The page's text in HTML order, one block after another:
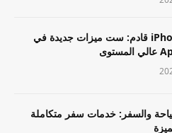
iPhone Ultra قادم: ست ميزات جديدة في
والسفر: خدمات سفر متكاملة